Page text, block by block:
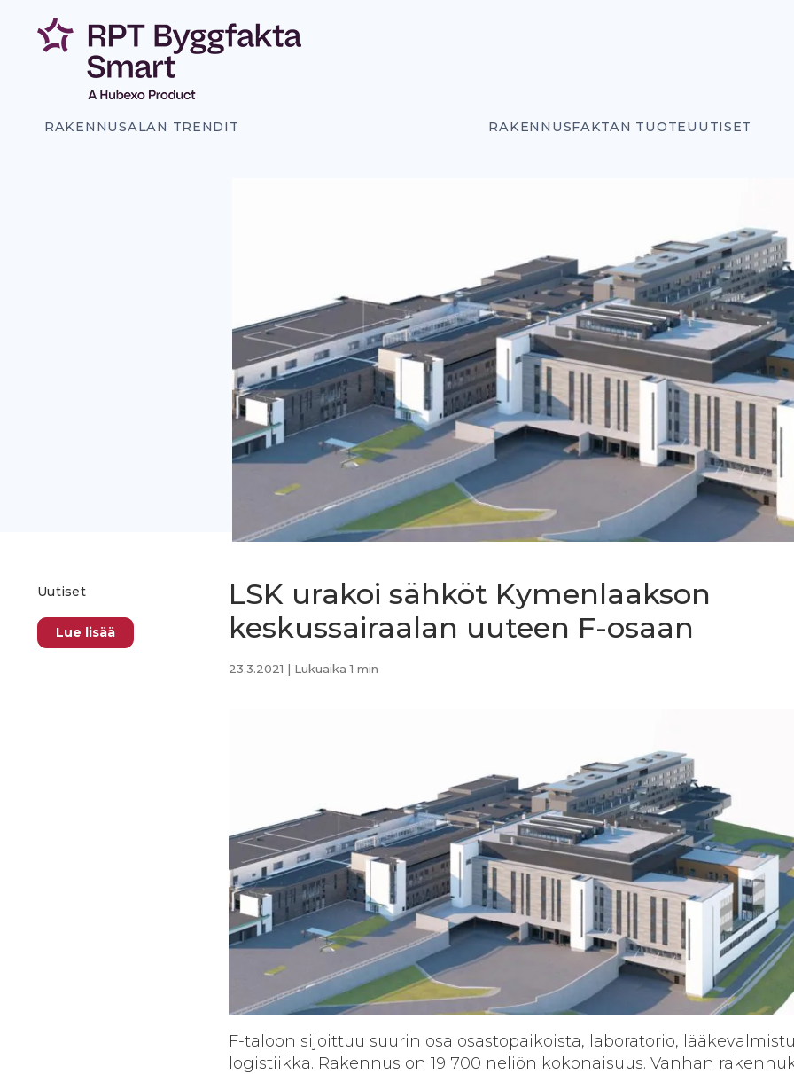
sisältöön
RAKENNUSALAN TRENDIT RAKENNUSFAKTAN TUOTEUUTISET
Uutiset
Lue lisää
LSK urakoi sähköt Kymenlaakson
keskussairaalan uuteen F-osaan
23.3.2021 | Lukuaika 1 min
F-taloon sijoittuu suurin osa osastopaikoista, laboratorio,
logistiikka. Rakennus on 19 700 neliön kokonaisuus. Vanhan